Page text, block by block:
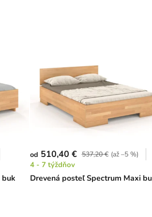
buk Drevená posteľ Spectrum Maxi
od 510,40 € 537,20 € (až –5 %)
4 - 7 týždňov